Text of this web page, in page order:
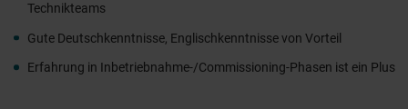
Technikteams
Gute Deutschkenntnisse, Englischkenntnisse von Vorteil
Erfahrung in Inbetriebnahme-/Commissioning-Phasen ist ein Plus